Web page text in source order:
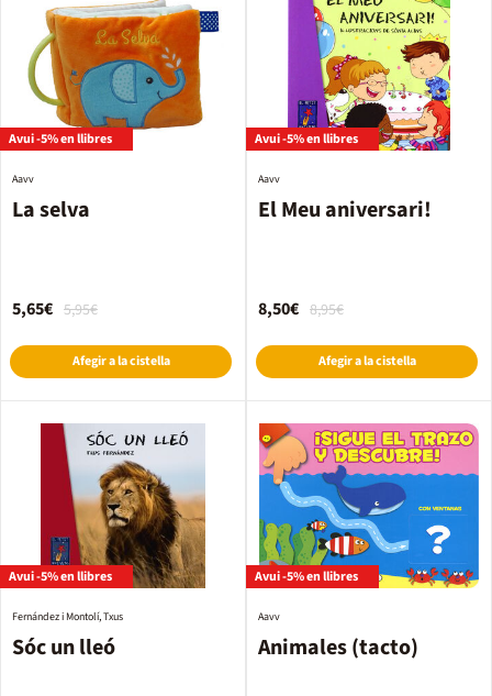
Avui -5% en llibres
La selva
Aavv
5,95€
5,65€
Afegir a la cistella
Avui -5% en llibres
El Meu aniversari!
Aavv
8,95€
8,50€
Afegir a la cistella
Avui -5% en llibres
Sóc un lleó
Fernández i Montolí, Txus
Avui -5% en llibres
Animales (tacto)
Aavv